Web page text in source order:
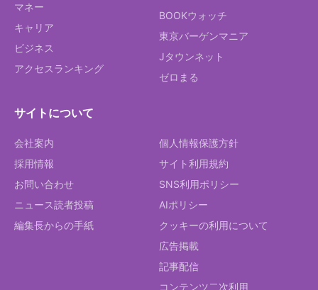
マネー
キャリア
ビジネス
アクセスランキング
BOOKウォッチ
東京バーゲンマニア
Jタウンネット
ゼロまる
サイトについて
会社案内
採用情報
お問い合わせ
ニュース読者投稿
編集長からの手紙
個人情報保護方針
サイト利用規約
SNS利用ポリシー
AIポリシー
クッキーの利用について
広告掲載
記事配信
コンテンツ二次利用